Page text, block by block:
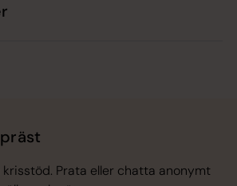
Prata eller chatta anonymt